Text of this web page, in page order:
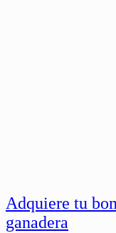
Adquiere tu
ganadera